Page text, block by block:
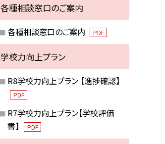
各種相談窓口のご案内
各種相談窓口のご案内 PDF
学校力向上プラン
R8学校力向上プラン 【進捗確認】
PDF
R7学校力向上プラン【学校評価
書】
PDF